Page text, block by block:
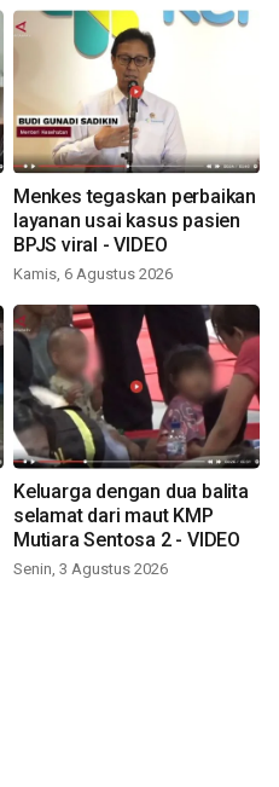
Menkes tegaskan perbaikan
layanan usai kasus pasien
BPJS viral - VIDEO
Kamis, 6 Agustus 2026
Keluarga dengan dua balita
selamat dari maut KMP
Mutiara Sentosa 2 - VIDEO
Senin, 3 Agustus 2026